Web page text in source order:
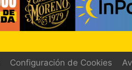
Configuración de Cookies